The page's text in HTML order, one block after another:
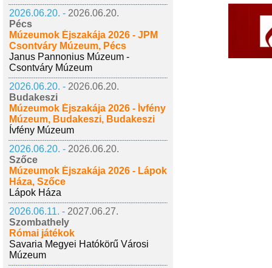
2026.06.20. - 2026.06.20.
Pécs
Múzeumok Éjszakája 2026 - JPM
Csontváry Múzeum, Pécs
Janus Pannonius Múzeum -
Csontváry Múzeum
2026.06.20. - 2026.06.20.
Budakeszi
Múzeumok Éjszakája 2026 - Ívfény
Múzeum, Budakeszi, Budakeszi
Ívfény Múzeum
2026.06.20. - 2026.06.20.
Szőce
Múzeumok Éjszakája 2026 - Lápok
Háza, Szőce
Lápok Háza
2026.06.11. - 2027.06.27.
Szombathely
Római játékok
Savaria Megyei Hatókörű Városi
Múzeum